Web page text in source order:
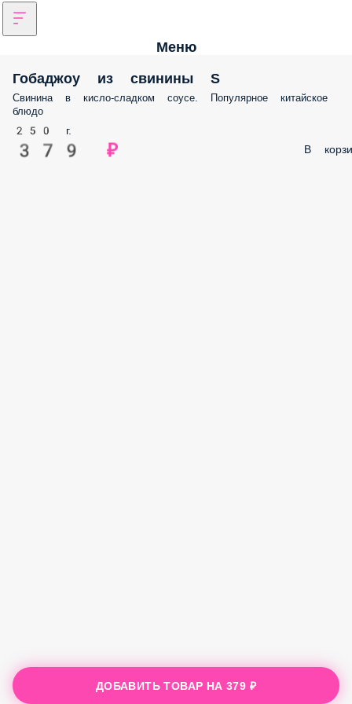
Меню
Гобаджоу из свинины S
Свинина в кисло-сладком соусе. Популярное китайское
блюдо
250 г.
379 ₽ В
ДОБАВИТЬ ТОВАР НА379 ₽